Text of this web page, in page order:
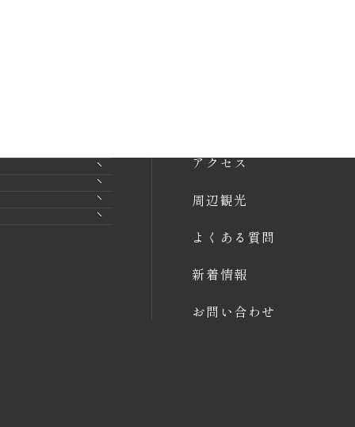
アクセス
周辺観光
よくある質問
新着情報
お問い合わせ